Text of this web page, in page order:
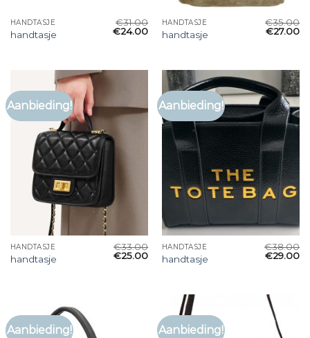
HANDTASJE
handtasje
€31.00
€24.00
HANDTASJE
handtasje
€35.00
€27.00
Aanbieding!
HANDTASJE
handtasje
€33.00
€25.00
Aanbieding!
HANDTASJE
handtasje
€38.00
€29.00
Aanbieding! Aanbieding!